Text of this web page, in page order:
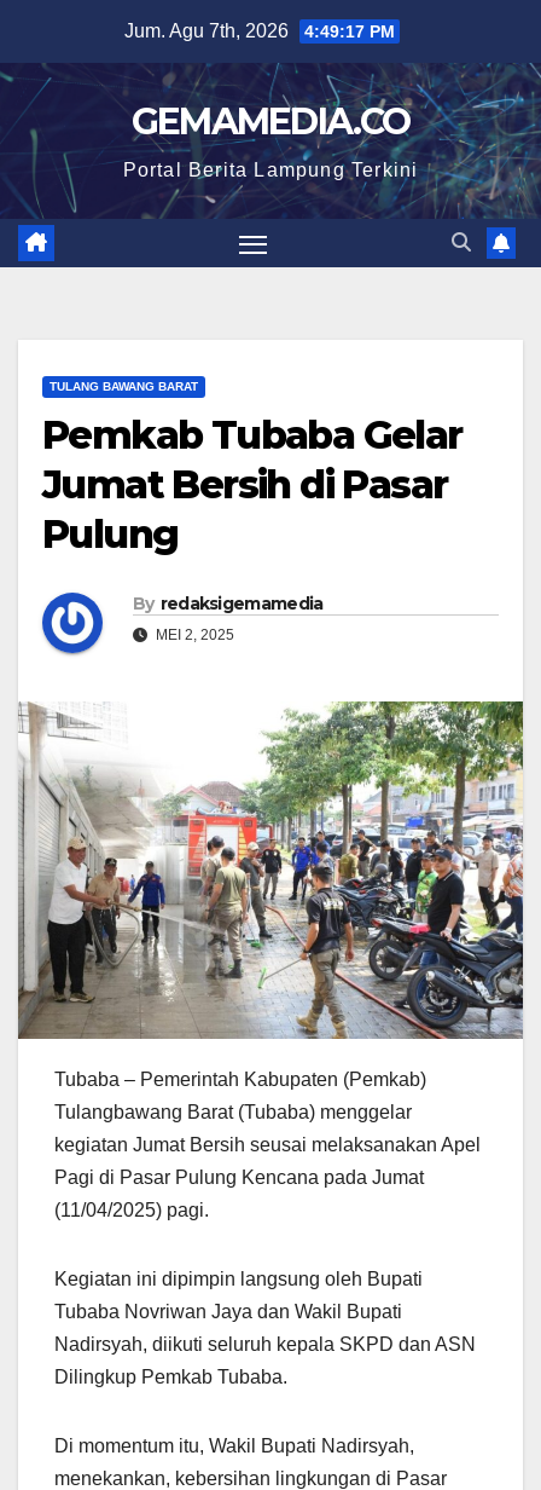
content
Jum. Agu 7th, 2026 4:49:18 PM
GEMAMEDIA.CO
Portal Berita Lampung Terkini
TULANG BAWANG BARAT
Pemkab Tubaba Gelar
Jumat Bersih di Pasar
Pulung
By redaksigemamedia
MEI 2, 2025
Tubaba – Pemerintah Kabupaten (Pemkab)
Tulangbawang Barat (Tubaba) menggelar
kegiatan Jumat Bersih seusai melaksanakan Apel
Pagi di Pasar Pulung Kencana pada Jumat
(11/04/2025) pagi.
Kegiatan ini dipimpin langsung oleh Bupati
Tubaba Novriwan Jaya dan Wakil Bupati
Nadirsyah, diikuti seluruh kepala SKPD dan ASN
Dilingkup Pemkab Tubaba.
Di momentum itu, Wakil Bupati Nadirsyah,
menekankan, kebersihan lingkungan di Pasar